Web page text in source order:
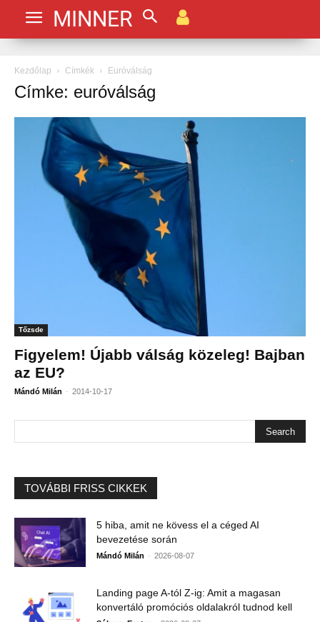
MINNER
Kezdőlap Címkék Euróválság
Címke: euróválság
Tőzsde
Figyelem! Újabb válság közeleg! Bajban
az EU?
Mándó Milán - 2014-10-17
TOVÁBBI FRISS CIKKEK
5 hiba, amit ne kövess el a céged AI
bevezetése során
Mándó Milán - 2026-08-07
Landing page A-tól Z-ig: Amit a magasan
konvertáló promóciós oldalakról tudnod kell